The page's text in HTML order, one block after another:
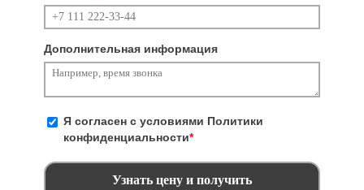
Дополнительная информация
Я согласен с условиями Политики
конфиденциальности*